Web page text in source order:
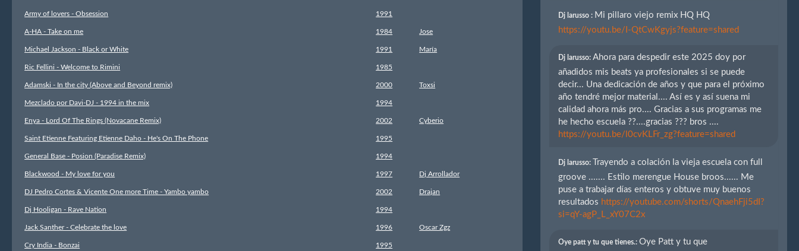
Army of lovers - Obsession 1991
A-HA - Take on me 1984 Jose
Michael Jackson - Black or White 1991 María
Ric Fellini - Welcome to Rimini 1985
Adamski - In the city (Above and Beyond remix) 2000 Toxsi
Mezclado por Davi-DJ - 1994 in the mix 1994
Enya - Lord Of The Rings (Novacane Remix) 2002 Cyberio
Saint Etienne Featuring Etienne Daho - He's On The Phone 1995
General Base - Posion (Paradise Remix) 1994
Blackwood - My love for you 1997 Dj Arrollador
DJ Pedro Cortes & Vicente One more Time - Yambo yambo 2002 Drajan
Dj Hooligan - Rave Nation 1994
Jack Santher - Celebrate the love 1996 Oscar Zgz
Cry India - Bonzai 1995
Dj larusso : Mi pillaro viejo remix HQ HQ
https://youtu.be/I-QtCwKgyjs?feature=shared
Dj larusso:Ahora para despedir este 2025 doy por
añadidos mis beats ya profesionales si se puede
decir... Una dedicación de años y que para el próximo
año tendré mejor material.... Así es y así suena mi
calidad ahora más pro.... Gracias a sus programas me
he hecho escuela ??....gracias ??? bros ....
https://youtu.be/l0cvKLFr_zg?feature=shared
Dj larusso: Trayendo a colación la vieja escuela con full
groove ....... Estilo merengue House broos...... Me
puse a trabajar días enteros y obtuve muy buenos
resultados https://youtube.com/shorts/QnaehFji5dI?
si=qY-agP_L_xY07C2x
Oye patt y tu que tienes.:Oye Patt y tu que